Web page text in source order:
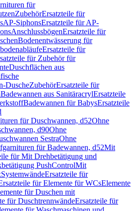
für
ZubehörErsatzteile für
AP-SiphonsErsatzteile für AP-
AnschlussbögenErsatzteile für
Bodenentwässerung für
Ersatzteile für
für Zubehör für
Duschflächen aus
DuscheZubehörErsatzteile für
Badewannen aus SanitäracrylErsatzteile
Badewannen für BabysErsatzteile
für Duschwannen, d52Ohne
d90Ohne
SestraOhne
für Badewannen, d52Mit
für Mit Drehbetätigung und
PushControlMit
SystemwändeErsatzteile für
für Elemente für WCsElemente
für Duschen mit
für DuschtrennwändeErsatzteile für